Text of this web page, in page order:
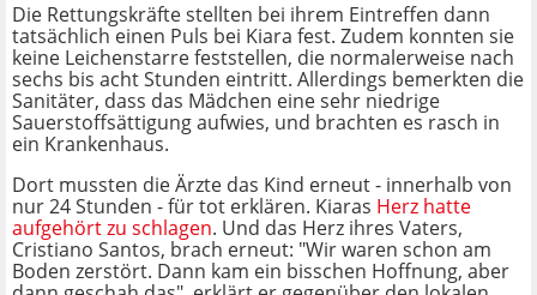
Die Rettungskräfte stellten bei ihrem Eintreffen dann
tatsächlich einen Puls bei Kiara fest. Zudem konnten sie
keine Leichenstarre feststellen, die normalerweise nach
sechs bis acht Stunden eintritt. Allerdings bemerkten die
Sanitäter, dass das Mädchen eine sehr niedrige
Sauerstoffsättigung aufwies, und brachten es rasch in
ein Krankenhaus.
Dort mussten die Ärzte das Kind erneut - innerhalb von
nur 24 Stunden - für tot erklären. Kiaras Herz hatte
aufgehört zu schlagen. Und das Herz ihres Vaters,
Cristiano Santos, brach erneut: "Wir waren schon am
Boden zerstört. Dann kam ein bisschen Hoffnung, aber